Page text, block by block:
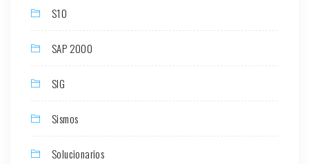
S10
SAP 2000
SIG
Sismos
Solucionarios